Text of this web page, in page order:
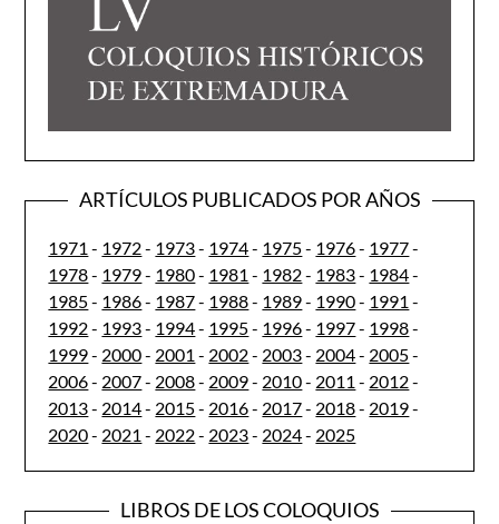
ARTÍCULOS PUBLICADOS POR AÑOS
1971 - 1972- 1973- 1974- 1975- 1976- 1977-
1978- 1979- 1980- 1981 - 1982- 1983- 1984-
1985- 1986- 1987- 1988- 1989- 1990- 1991 -
1992- 1993- 1994- 1995- 1996- 1997- 1998-
1999- 2000- 2001 - 2002- 2003- 2004- 2005-
2006- 2007- 2008- 2009- 2010- 2011 - 2012-
2013- 2014- 2015- 2016- 2017- 2018- 2019-
2020- 2021 - 2022- 2023- 2024- 2025
LIBROS DE LOS COLOQUIOS